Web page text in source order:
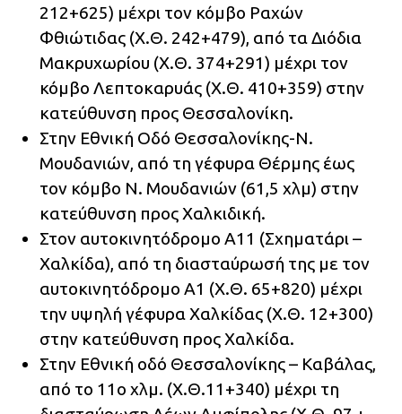
212+625) μέχρι τον κόμβο Ραχών
Φθιώτιδας (Χ.Θ. 242+479), από τα Διόδια
Μακρυχωρίου (Χ.Θ. 374+291) μέχρι τον
κόμβο Λεπτοκαρυάς (Χ.Θ. 410+359) στην
κατεύθυνση προς Θεσσαλονίκη.
Στην Εθνική Οδό Θεσσαλονίκης-Ν.
Μουδανιών, από τη γέφυρα Θέρμης έως
τον κόμβο Ν. Μουδανιών (61,5 χλμ) στην
κατεύθυνση προς Χαλκιδική.
Στον αυτοκινητόδρομο Α11 (Σχηματάρι –
Χαλκίδα), από τη διασταύρωσή της με τον
αυτοκινητόδρομο Α1 (Χ.Θ. 65+820) μέχρι
την υψηλή γέφυρα Χαλκίδας (Χ.Θ. 12+300)
στην κατεύθυνση προς Χαλκίδα.
Στην Εθνική οδό Θεσσαλονίκης – Καβάλας,
από το 11ο χλμ. (Χ.Θ.11+340) μέχρι τη